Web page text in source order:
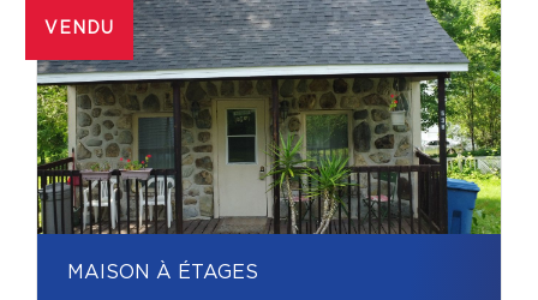
VENDU
MAISON À ÉTAGES